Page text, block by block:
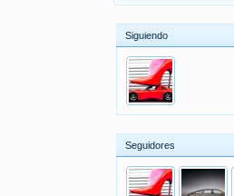
Siguiendo
Seguidores